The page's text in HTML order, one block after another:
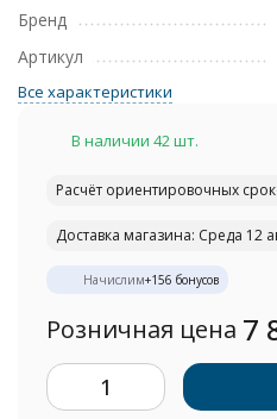
Бренд
Артикул
Все характеристики
В наличии 42 шт.
Расчёт ориентировочных
Доставка магазина: Среда 12
Начислим+156 бонусов
Розничная цена 7